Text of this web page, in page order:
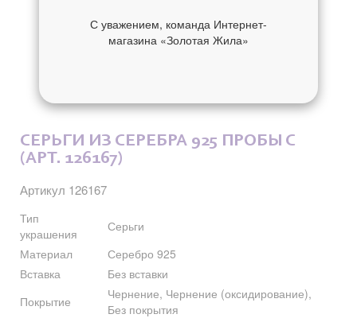
СЕРЬГИ ИЗ СЕРЕБРА 925 ПРОБЫ С
(АРТ. 126167)
Артикул 126167
Тип
украшения
Серьги
Материал
Серебро 925
Вставка
Без вставки
Покрытие
Чернение, Чернение (оксидирование),
Без покрытия
С уважением, команда Интернет-
магазина «Золотая Жила»